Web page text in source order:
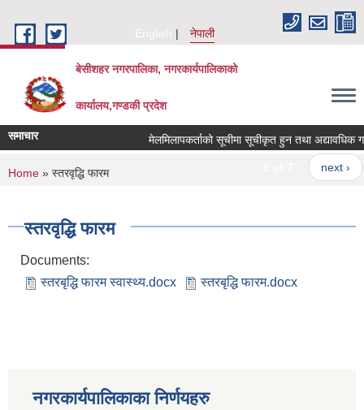
English
नेपाली
बेसीशहर नगरपालिका, नगरकार्यपालिकाको
कार्यालय,गण्डकी प्रदेश
समाचार मेलमिलापकर्ताको सूचीमा सूचीकृत हुन तथा अद्यावधिक
next ›
You are here
Home » स्तरवृद्धि फारम
स्तरवृद्धि फारम
Documents:
स्तरबृद्धि फारम स्वास्थ्य.docx
स्तरबृद्धि फारम.docx
नगरकार्यपालिकाका निर्णयहरु